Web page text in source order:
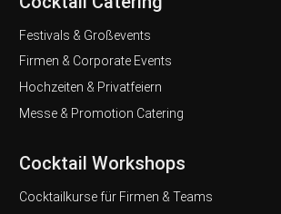
Festivals & Großevents
Firmen & Corporate Events
Hochzeiten & Privatfeiern
Messe & Promotion Catering
Cocktail Workshops
Cocktailkurse für Firmen & Teams